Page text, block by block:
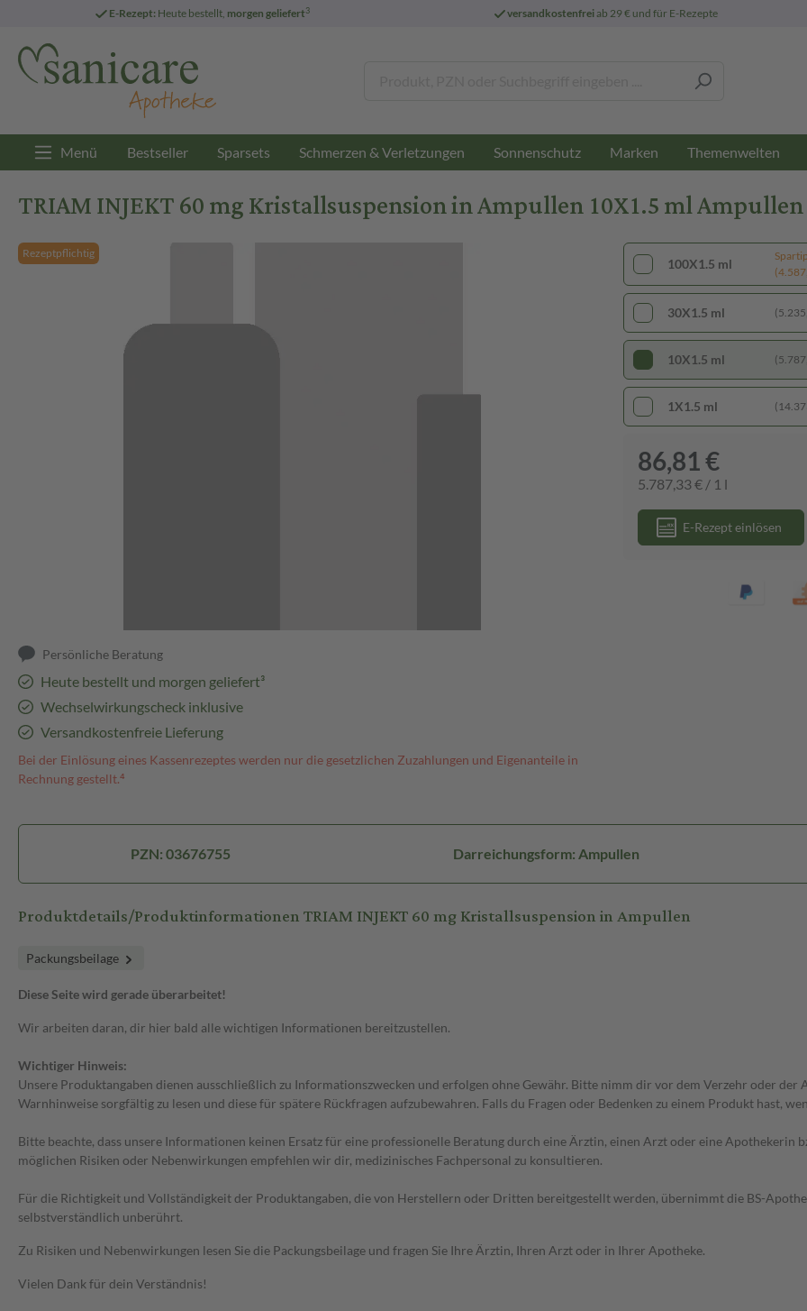
E-Rezept: Heute bestellt, morgen geliefert3 versandkostenfreiab 29 € und für E-Rezepte
Menü Bestseller Sparsets Schmerzen & Verletzungen Sonnenschutz Marken Themenwelten
TRIAM INJEKT 60 mg Kristallsuspension in Ampullen 10X1.5 ml Ampullen
Rezeptpflichtig
Persönliche Beratung
Heute bestellt und morgen geliefert³
Wechselwirkungscheck inklusive
Versandkostenfreie Lieferung
Bei der Einlösung eines Kassenrezeptes werden nur die gesetzlichen Zuzahlungen und Eigenanteile in
Rechnung gestellt.⁴
100X1.5 ml
30X1.5 ml
10X1.5 ml
1X1.5 ml
86,81 €
5.787,33 € / 1 l
E-Rezept einlösen
PZN: 03676755 Darreichungsform: Ampullen
Produktdetails/Produktinformationen TRIAM INJEKT 60 mg Kristallsuspension in Ampullen
Packungsbeilage
Diese Seite wird gerade überarbeitet!
Wir arbeiten daran, dir hier bald alle wichtigen Informationen bereitzustellen.
Wichtiger Hinweis:
Unsere Produktangaben dienen ausschließlich zu Informationszwecken und erfolgen ohne Gewähr. Bitte nimm dir vor dem Verzehr oder
Warnhinweise sorgfältig zu lesen und diese für spätere Rückfragen aufzubewahren. Falls du Fragen oder Bedenken zu einem Produkt hast,
Bitte beachte, dass unsere Informationen keinen Ersatz für eine professionelle Beratung durch eine Ärztin, einen Arzt oder eine Apothekerin
möglichen Risiken oder Nebenwirkungen empfehlen wir dir, medizinisches Fachpersonal zu konsultieren.
Für die Richtigkeit und Vollständigkeit der Produktangaben, die von Herstellern oder Dritten bereitgestellt werden, übernimmt die BS-
selbstverständlich unberührt.
Zu Risiken und Nebenwirkungen lesen Sie die Packungsbeilage und fragen Sie Ihre Ärztin, Ihren Arzt oder in Ihrer Apotheke.
Vielen Dank für dein Verständnis!